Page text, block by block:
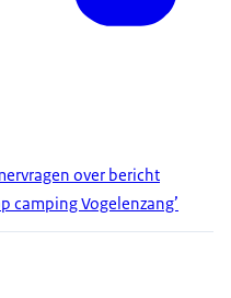
over bericht
camping Vogelenzang’